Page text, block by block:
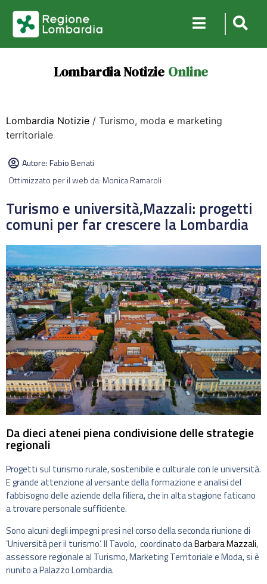
Lombardia Notizie Online
Lombardia Notizie / Turismo, moda e marketing
territoriale
Autore:Fabio Benati
Ottimizzato per il web da: Monica Ramaroli
Turismo e università,Mazzali: progetti
comuni per far crescere la Lombardia
Da dieci atenei piena condivisione delle strategie
regionali
Progetti sul turismo rurale, sostenibile e culturale con le università.
E grande attenzione al versante della formazione e analisi del
fabbisogno delle aziende della filiera, che in alta stagione faticano
a trovare personale sufficiente.
Sono alcuni degli impegni presi nel corso della seconda riunione di
‘Università per il turismo’. Il Tavolo, coordinato daBarbara Mazzali,
assessore regionale al Turismo, Marketing Territoriale e Moda, si è
riunito a Palazzo Lombardia.